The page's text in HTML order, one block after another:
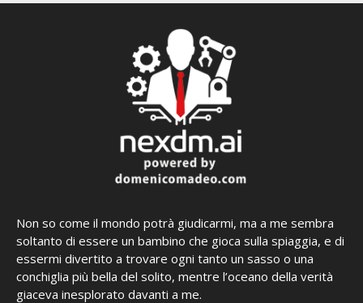
Non so come il mondo potrà giudicarmi, ma a me sembra
soltanto di essere un bambino che gioca sulla spiaggia, e di
essermi divertito a trovare ogni tanto un sasso o una
conchiglia più bella del solito, mentre l’oceano della verità
giaceva inesplorato davanti a me.